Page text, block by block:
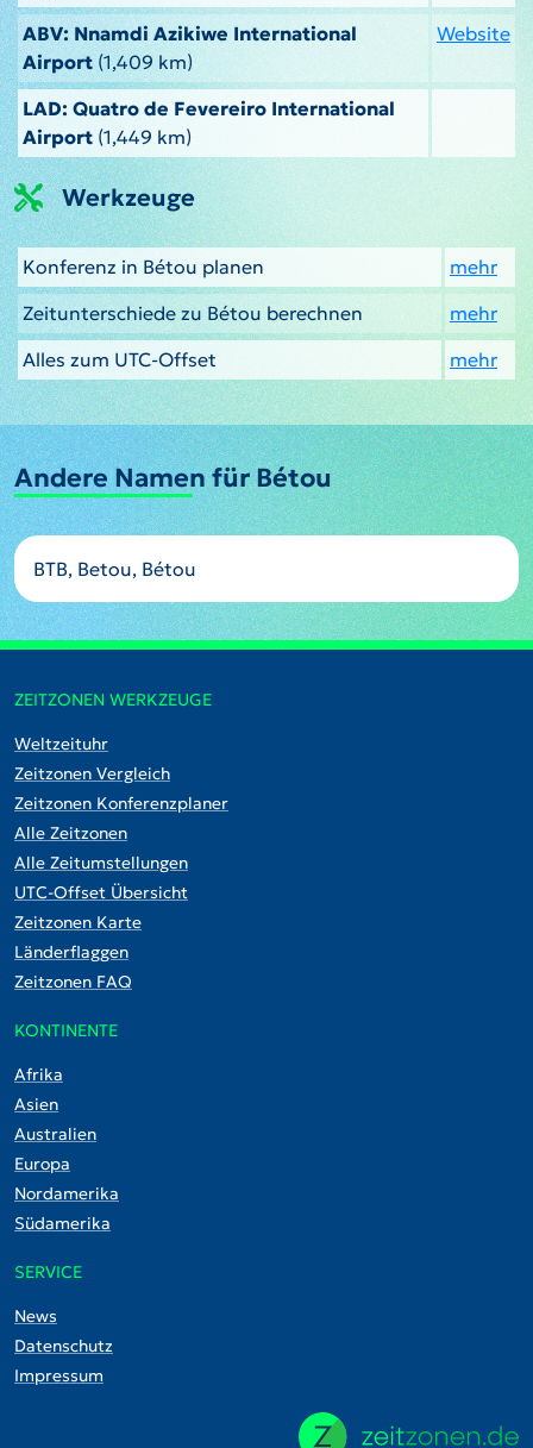
ABV: Nnamdi Azikiwe International
Airport(1,409 km)
Website
LAD: Quatro de Fevereiro International
Airport (1,449 km)
Werkzeuge
Konferenz in Bétou planen
mehr
Zeitunterschiede zu Bétou berechnen
mehr
Alles zum UTC-Offset
mehr
Andere Namen für Bétou
BTB, Betou, Bétou
ZEITZONEN WERKZEUGE
Weltzeituhr
Zeitzonen Vergleich
Zeitzonen Konferenzplaner
Alle Zeitzonen
Alle Zeitumstellungen
UTC-Offset Übersicht
Zeitzonen Karte
Länderflaggen
Zeitzonen FAQ
KONTINENTE
Afrika
Asien
Australien
Europa
Nordamerika
Südamerika
SERVICE
News
Datenschutz
Impressum